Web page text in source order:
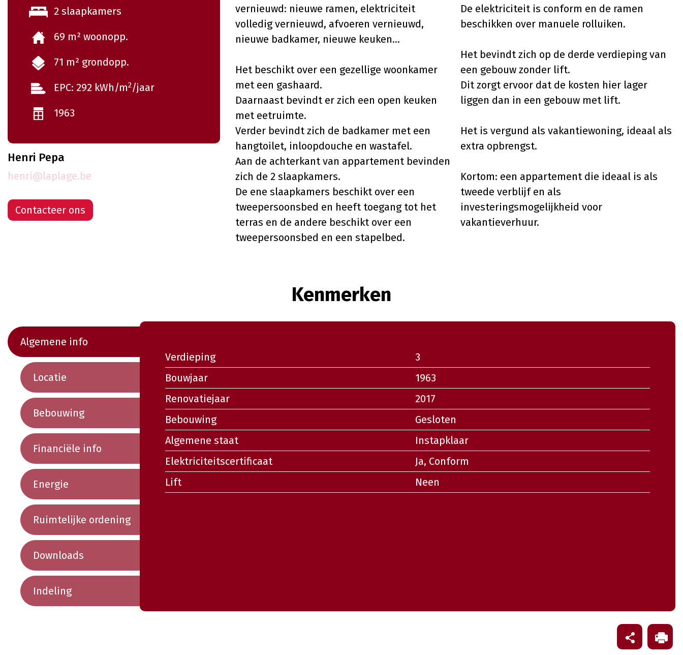
2 slaapkamers
69 m² woonopp.
71 m² grondopp.
EPC: 292 kWh/m2/jaar
1963
Henri Pepa
henri@laplage.be
Contacteer ons
vernieuwd: nieuwe ramen, elektriciteit
volledig vernieuwd, afvoeren vernieuwd,
nieuwe badkamer, nieuwe keuken...
Het beschikt over een gezellige woonkamer
met een gashaard.
Daarnaast bevindt er zich een open keuken
met eetruimte.
Verder bevindt zich de badkamer met een
hangtoilet, inloopdouche en wastafel.
Aan de achterkant van appartement bevinden
zich de 2 slaapkamers.
De ene slaapkamers beschikt over een
tweepersoonsbed en heeft toegang tot het
terras en de andere beschikt over een
tweepersoonsbed en een stapelbed.
De elektriciteit is conform en de ramen
beschikken over manuele rolluiken.
Het bevindt zich op de derde verdieping van
een gebouw zonder lift.
Dit zorgt ervoor dat de kosten hier lager
liggen dan in een gebouw met lift.
Het is vergund als vakantiewoning, ideaal als
extra opbrengst.
Kortom: een appartement die ideaal is als
tweede verblijf en als
investeringsmogelijkheid voor
vakantieverhuur.
Kenmerken
Algemene info
Locatie
Bebouwing
Financiële info
Energie
Ruimtelijke ordening
Downloads
Indeling
Verdieping
3
Bouwjaar
1963
Renovatiejaar
2017
Bebouwing
Gesloten
Algemene staat
Instapklaar
Elektriciteitscertificaat
Ja, Conform
Lift
Neen